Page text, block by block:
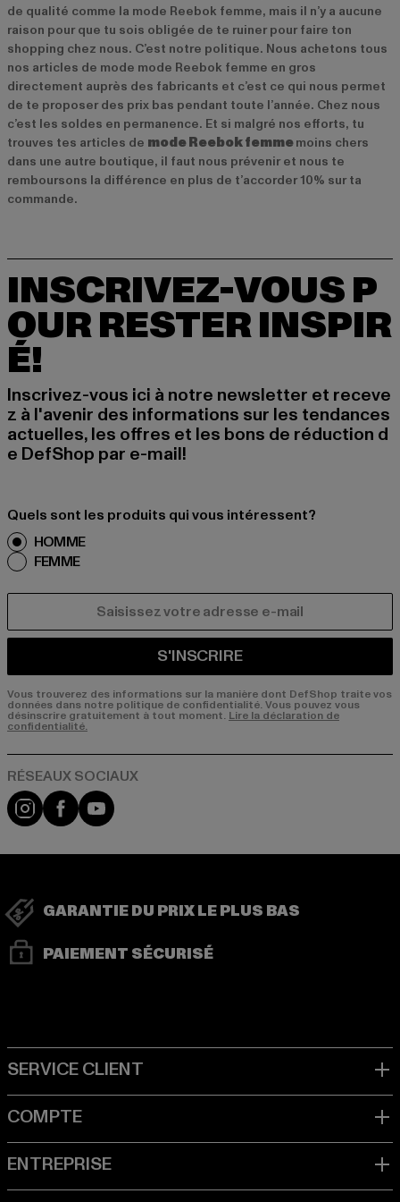
de qualité comme la mode Reebok femme, mais il n’y a aucune
raison pour que tu sois obligée de te ruiner pour faire ton
shopping chez nous. C’est notre politique. Nous achetons tous
nos articles de mode mode Reebok femme en gros
directement auprès des fabricants et c’est ce qui nous permet
de te proposer des prix bas pendant toute l’année. Chez nous
c’est les soldes en permanence. Et si malgré nos efforts, tu
trouves tes articles de mode Reebok femmemoins chers
dans une autre boutique, il faut nous prévenir et nous te
remboursons la différence en plus de t’accorder 10% sur ta
commande.
INSCRIVEZ-VOUS P
OUR RESTER INSPIR
É!
Inscrivez-vous ici à notre newsletter et receve
z à l'avenir des informations sur les tendances
actuelles, les offres et les bons de réduction d
e DefShop par e-mail!
Quels sont les produits qui vous intéressent?
HOMME
FEMME
S'INSCRIRE
Vous trouverez des informations sur la manière dont DefShop traite vos
données dans notre politique de confidentialité. Vous pouvez vous
désinscrire gratuitement à tout moment. Lire la déclaration de
confidentialité.
Visit our Instagram page:
Visit our Facebook page:
Visit our YouTube channel:
GARANTIE DU PRIX LE PLUS BAS
PAIEMENT SÉCURISÉ